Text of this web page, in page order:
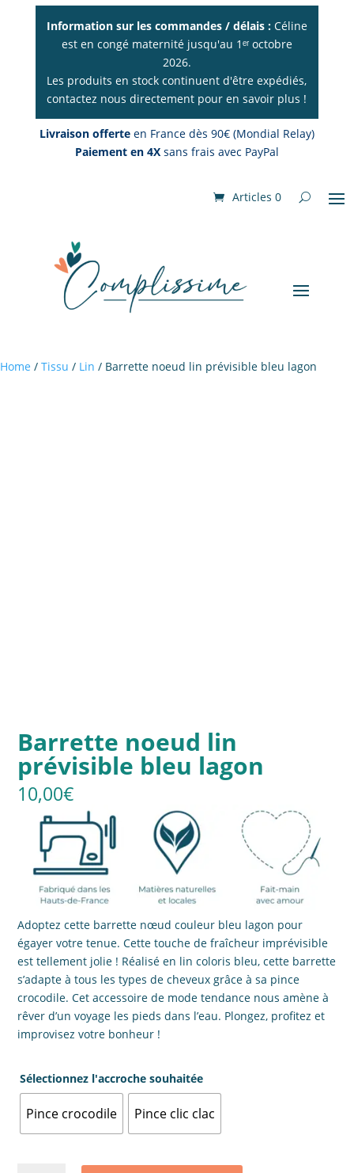
Information sur les commandes / délais : Céline
est en congé maternité jusqu'au 1ᵉʳ octobre
2026.
Les produits en stock continuent d'être expédiés,
contactez nous directement pour en savoir plus !
Livraison offerte en France dès 90€ (Mondial Relay)
Paiement en 4X sans frais avec PayPal
Articles 0
Home / Tissu / Lin / Barrette noeud lin prévisible bleu lagon
Barrette noeud lin
prévisible bleu lagon
10,00€
Adoptez cette barrette nœud couleur bleu lagon pour
égayer votre tenue. Cette touche de fraîcheur imprévisible
est tellement jolie ! Réalisé en lin coloris bleu, cette barrette
s’adapte à tous les types de cheveux grâce à sa pince
crocodile. Cet accessoire de mode tendance nous amène à
rêver d’un voyage les pieds dans l’eau. Plongez, profitez et
improvisez votre bonheur !
Sélectionnez l'accroche souhaitée
Pince crocodile Pince clic clac